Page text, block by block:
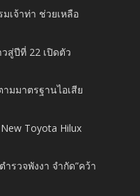
เจ้าท่า ช่วยเหลือ
สู่ปีที่ 22 เปิดตัว
มมาตรฐานไอเสีย
Toyota Hilux
รวจพังงา จำกัด”คว้า